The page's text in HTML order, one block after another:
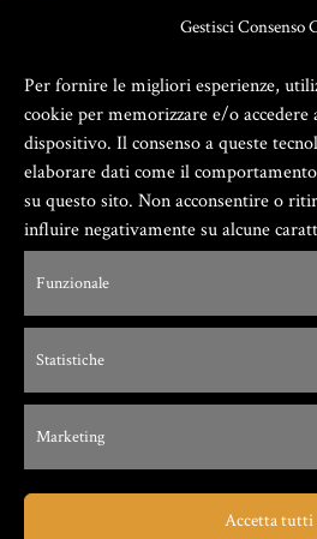
Gestisci Consenso
Per fornire le migliori esperienze,
cookie per memorizzare e/o
dispositivo. Il consenso a queste
elaborare dati come il
su questo sito. Non acconsentire o
influire negativamente su alcune
Funzionale
Statistiche
Marketing
Accetta tutti
Zio Gian Fester ®
P.Iva
Via G. Leopardi, 9 – 17047